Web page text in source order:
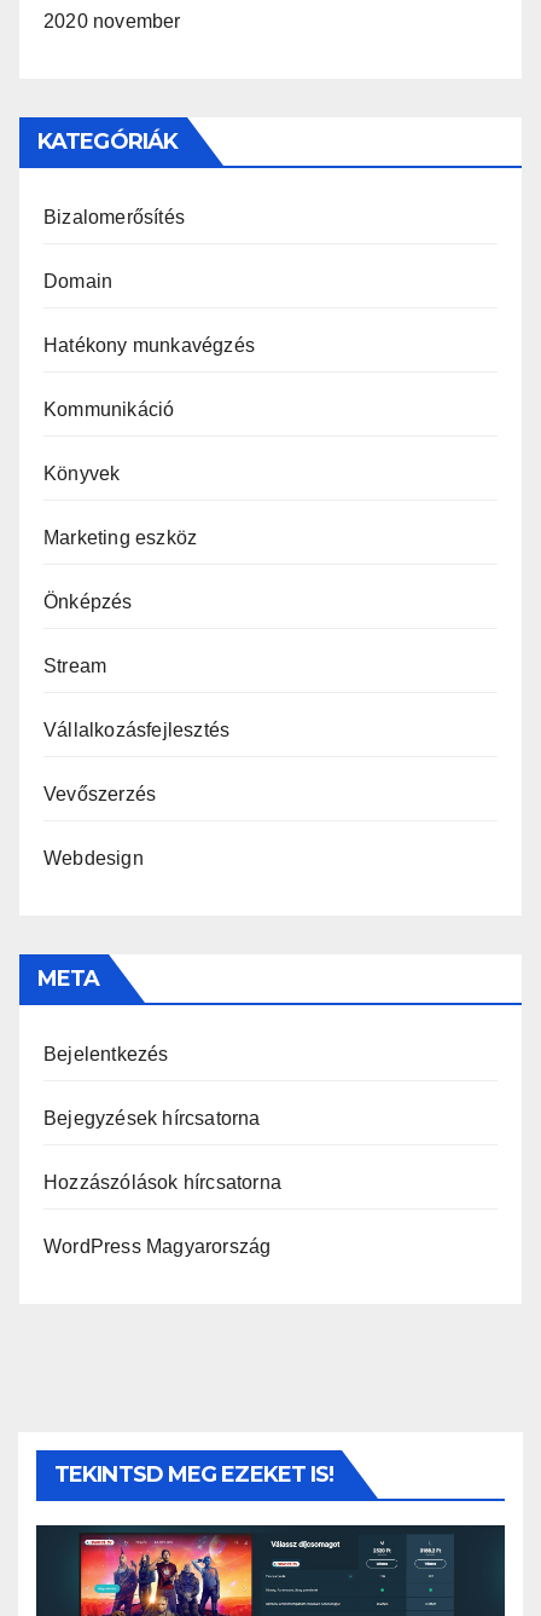
2020 november
KATEGÓRIÁK
Bizalomerősítés
Domain
Hatékony munkavégzés
Kommunikáció
Könyvek
Marketing eszköz
Önképzés
Stream
Vállalkozásfejlesztés
Vevőszerzés
Webdesign
META
Bejelentkezés
Bejegyzések hírcsatorna
Hozzászólások hírcsatorna
WordPress Magyarország
TEKINTSD MEG EZEKET IS!